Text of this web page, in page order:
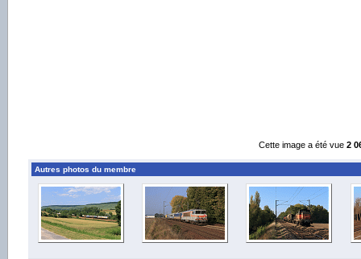
Cette image a été vue 2
Autres photos du membre